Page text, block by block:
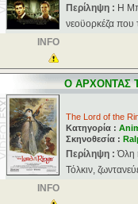
Περίληψη : H
νεοϋορκέζα που
INFO
O ΑΡΧΟΝΤΑΣ
The Lord of the
Κατηγορία :
Σκηνοθεσία :
Περίληψη :Όλη
Τόλκιν,
INFO